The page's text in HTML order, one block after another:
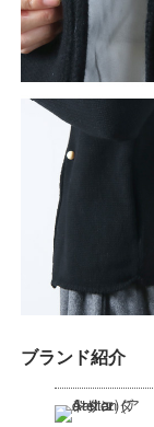
ブランド紹介